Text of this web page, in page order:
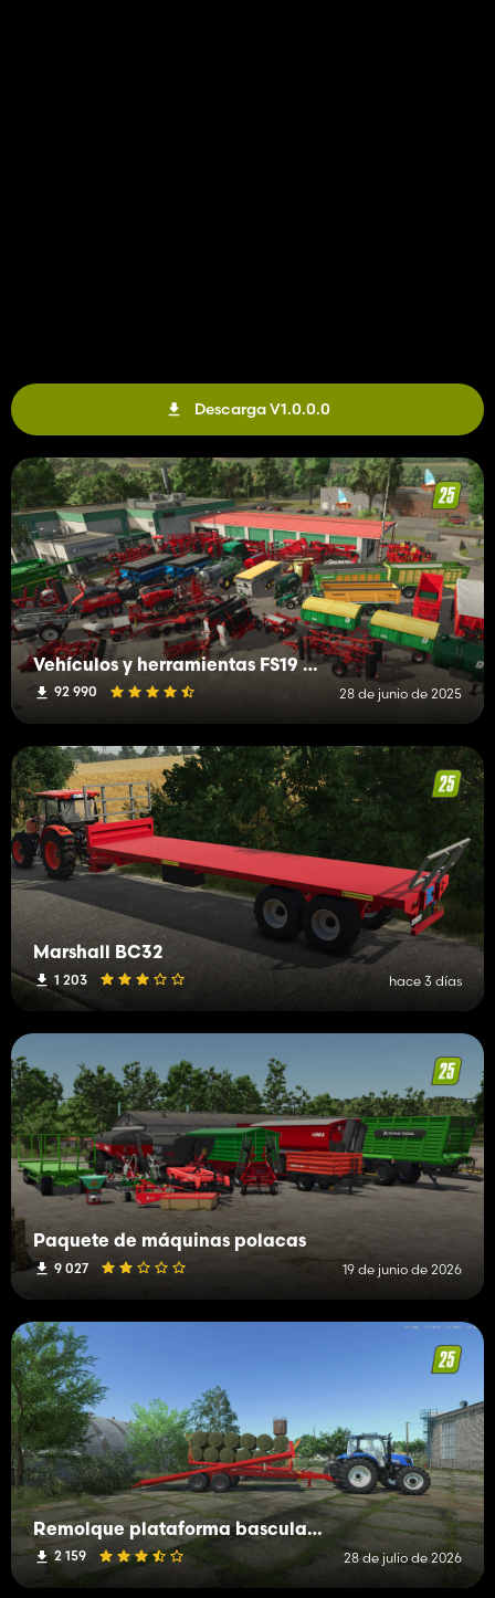
Descarga V1.0.0.0
Vehículos y herramientas FS19 (H-K)
92 990 28 de junio de 2025
Marshall BC32
1 203 hace 3 días
Paquete de máquinas polacas
9 027 19 de junio de 2026
Remolque plataforma basculante OMP
2 159 28 de julio de 2026